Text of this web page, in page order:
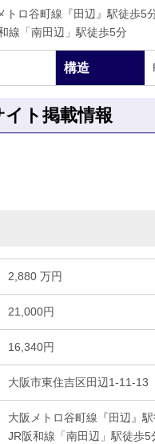
トロ谷町線『田辺』駅徒歩5
線「南田辺」駅徒歩5分
構造
ト掲載情報
2,880 万円
21,000円
16,340円
大阪市東住吉区田辺1-11-13
大阪メトロ谷町線『田辺』
JR阪和線「南田辺」駅徒歩5